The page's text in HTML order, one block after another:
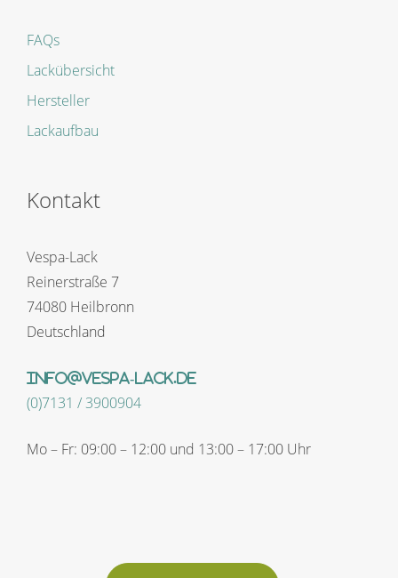
FAQs
Lackübersicht
Hersteller
Lackaufbau
Kontakt
Vespa-Lack
Reinerstraße 7
74080 Heilbronn
Deutschland
info@vespa-lack.de
(0)7131 / 3900904
Mo – Fr: 09:00 – 12:00 und 13:00 – 17:00 Uhr